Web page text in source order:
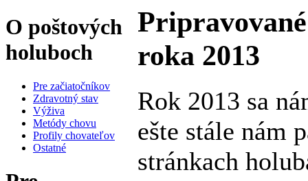
O poštových
holuboch
Pre začiatočníkov
Zdravotný stav
Výživa
Metódy chovu
Profily chovateľov
Ostatné
roka 2013
Rok 2013 sa
ešte stále nám
stránkach